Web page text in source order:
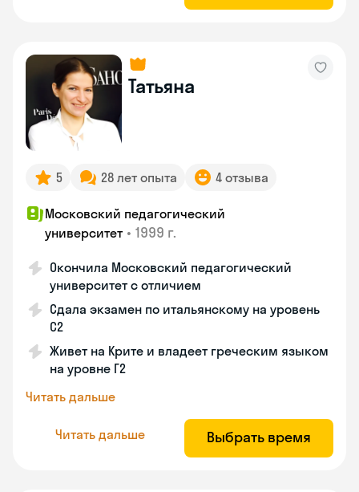
Татьяна
5 28 лет опыта 4 отзыва
Московский педагогический
университет • 1999 г.
Окончила Московский педагогический
университет с отличием
Сдала экзамен по итальянскому на уровень
С2
Живет на Крите и владеет греческим языком
на уровне Г2
Читать дальше
Читать дальше Выбрать время